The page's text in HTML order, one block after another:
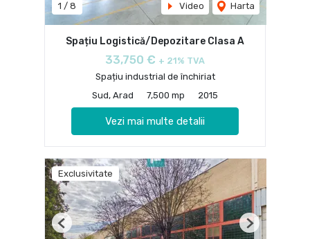
1 / 8 Video Harta
Spațiu Logistică/Depozitare Clasa A
33,750 € + 21% TVA
Spațiu industrial de închiriat
Sud, Arad
7,500 mp 2015
Vezi mai multe detalii
Exclusivitate
Previous Next